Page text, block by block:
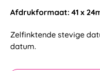
Afdrukformaat: 41 x
Zelfinktende stevige
datum.